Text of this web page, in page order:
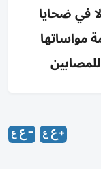
في ضحايا
مواساتها